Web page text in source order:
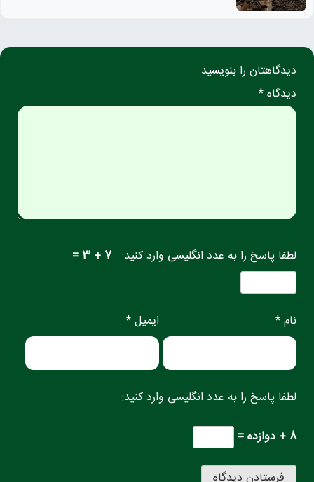
دیدگاهتان را بنویسید
دیدگاه *
لطفا پاسخ را به عدد انگلیسی وارد کنید: 7 + 3 =
نام * ایمیل *
لطفا پاسخ را به عدد انگلیسی وارد کنید:
8 + دوازده =